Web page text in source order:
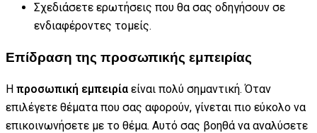
Σχεδιάσετε ερωτήσεις που θα σας οδηγήσουν σε
ενδιαφέροντες τομείς.
Επίδραση της προσωπικής εμπειρίας
Η προσωπική εμπειρία είναι πολύ σημαντική. Όταν
επιλέγετε θέματα που σας αφορούν, γίνεται πιο εύκολο να
επικοινωνήσετε με το θέμα. Αυτό σας βοηθά να αναλύσετε